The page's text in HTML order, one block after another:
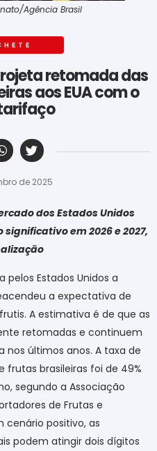
Agência Brasil
retomada das
aos EUA com o
de 2025
dos Estados Unidos
em 2026 e 2027,
Estados Unidos a
a expectativa de
A estimativa é de que as
retomadas e continuem
últimos anos. A taxa de
brasileiras foi de 49%
segundo a Associação
de Frutas e
cenário positivo, as
podem atingir dois dígitos